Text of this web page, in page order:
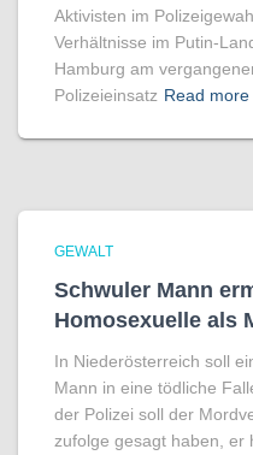
Aktivisten im
Verhältnisse im Putin-
Hamburg am
Polizeieinsatz Read more
GEWALT
Schwuler Mann
Homo­sexuelle als
In Niederösterreich soll
Mann in eine tödliche
der Polizei soll der
zufolge gesagt haben, er